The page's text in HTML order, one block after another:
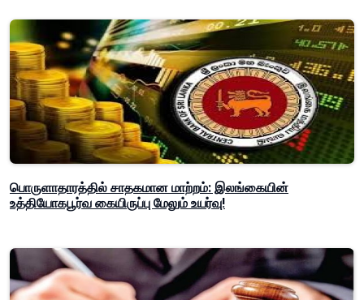
பொருளாதாரத்தில் சாதகமான மாற்றம்: இலங்கையின்
உத்தியோகபூர்வ கையிருப்பு மேலும் உயர்வு!